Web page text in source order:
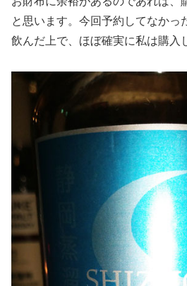
と思います。今回予約してなかっ
飲んだ上で、ほぼ確実に私は購入